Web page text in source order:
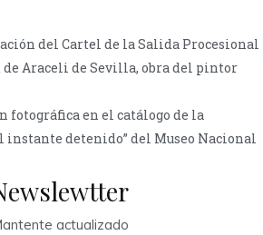
del Cartel de la Salida Procesional
de Araceli de Sevilla, obra del pintor
fotográfica en el catálogo de la
detenido” del Museo Nacional
actualizado